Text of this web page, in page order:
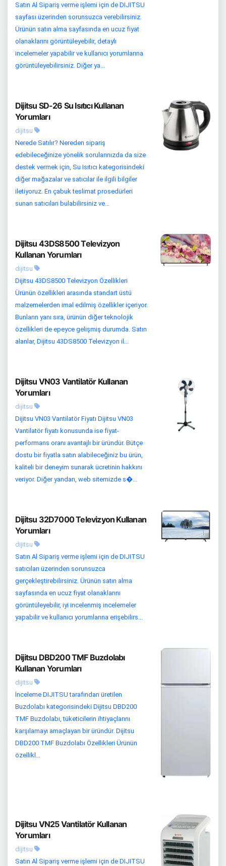
Satın Al Sipariş verme işlemi için de DIJITSU
sayfası üzerinden sorunsuzca verebilirsiniz.
Ürünün satın alma sayfasında en ucuz fiyat
olanaklarını görüntüleyebilir, detaylı
incelemeler yapabilir ve kullanıcı yorumlarına
görüntüleyebilirsiniz. Diğer ya...
Dijitsu SD-26 Su Isıtıcı Kullanan
Yorumları
dijitsu
Nerede Satılır? Nereden sipariş
edebileceğinize yönelik sorularınızda da size
destek vermek için, Su Isıtıcı kategorisindeki
diğer mağazalar ve satıcılar ile ilgili bilgiler
iletiyoruz. En çabuk teslimat prosedürleri
sunan satıcıları bulabilirsiniz ve...
Dijitsu 43DS8500 Televizyon
Kullanan Yorumları
dijitsu
Dijitsu 43DS8500 Televizyon Özellikleri
Ürünün özellikleri arasında standart üstü
malzemelerden imal edilmiş özellikler içeriyor.
Bunların yanı sıra, ürünün diğer teknolojik
özellikleri de epeyce gelişmiş durumda. Satın
alanlar, Dijitsu 43DS8500 Televizyon il...
Dijitsu VN03 Vantilatör Kullanan
Yorumları
dijitsu
Dijitsu VN03 Vantilatör Fiyatı Dijitsu VN03
Vantilatör fiyatı konusunda ise fiyat-
performans oranı avantajlı bir üründür. Bütçe
dostu bir fiyatla satın alabileceğiniz bu ürün,
kaliteli bir deneyim sunarak ücretinin hakkını
veriyor. Diğer yandan, web sitemizde s�...
Dijitsu 32D7000 Televizyon Kullanan
Yorumları
dijitsu
Satın Al Sipariş verme işlemi için de DIJITSU
satıcıları üzerinden sorunsuzca
gerçekleştirebilirsiniz. Ürünün satın alma
sayfasında en ucuz fiyat olanaklarını
görüntüleyebilir, iyi incelenmiş incelemeler
yapabilir ve kullanıcı yorumlarına erişebilirs...
Dijitsu DBD200 TMF Buzdolabı
Kullanan Yorumları
dijitsu
İnceleme DIJITSU tarafından üretilen
Buzdolabı kategorisindeki Dijitsu DBD200
TMF Buzdolabı, tüketicilerin ihtiyaçlarını
karşılamayı amaçlayan bir üründür. Dijitsu
DBD200 TMF Buzdolabı Özellikleri Ürünün
özellikl...
Dijitsu VN25 Vantilatör Kullanan
Yorumları
dijitsu
Satın Al Sipariş verme işlemi için de DIJITSU